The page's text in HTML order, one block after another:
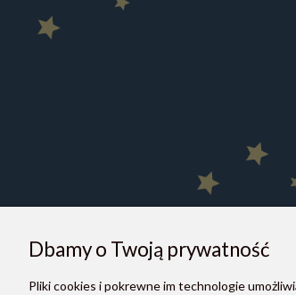
O NAS
Dbamy o Twoją prywatność
Pliki cookies i pokrewne im technologie